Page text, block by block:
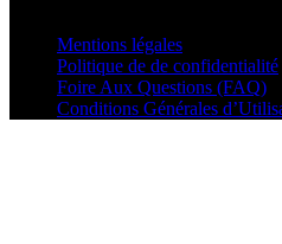
Mentions légales
Politique de de confidentialité
Foire Aux Questions (FAQ)
Conditions Générales